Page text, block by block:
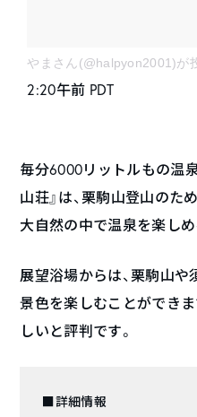
やまさん(@halpyon2001)が
2:20午前 PDT
毎分6000リットルもの温
山荘』は、栗駒山登山のた
大自然の中で温泉を楽しめ
展望浴場からは、栗駒山や
景色を楽しむことができ
しいと評判です。
■詳細情報